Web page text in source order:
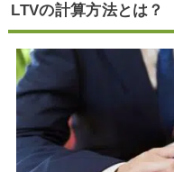
LTVの計算方法とは？